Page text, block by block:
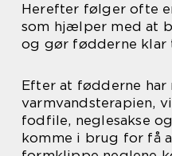
Herefter følger ofte
som hjælper med at
og gør fødderne klar
Efter at fødderne
varmvandsterapien,
fodfile, neglesakse
komme i brug for få